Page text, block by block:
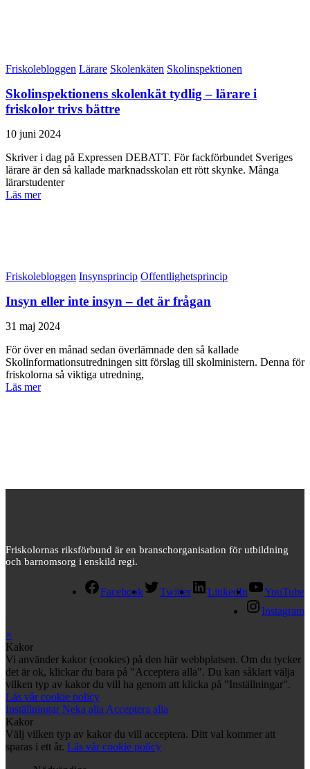
Friskolebloggen Lärare Skolenkäten Skolinspektionen
Skolinspektionens skolenkät tydlig – lärare i
friskolor trivs bättre
10 juni 2024
Skriver i dag på Expressen DEBATT. För fackförbundet Sveriges
lärare är den så kallade marknadsskolan ett rött skynke. Många
lärarstudenter
Läs mer
Friskolebloggen Insynsprincip Offentlighetsprincip
Insyn eller inte insyn – det är frågan
31 maj 2024
För över en månad sedan överlämnade den så kallade
Skolinformationsutredningen sitt förslag till skolministern. Denna för
friskolorna så viktiga utredning,
Läs mer
Friskolornas riksförbund är en branschorganisation för utbildning
och barnomsorg i enskild regi.
Facebook Twitter LinkedIn
YouTube
Instagram
×
Kakor
Vi använder kakor (cookies) på den här webbplatsen. Om du tycker
det är ok, klickar du bara på "Acceptera alla". Du kan såklart välja
vilken typ av kakor du vill ha genom att klicka på "Inställningar".
Läs vår cookie policy
InställningarNeka alla Acceptera alla
Kakor
Välj vilken typ av kakor du vill acceptera. Ditt val kommer att
sparas i ett år. Läs vår cookie policy